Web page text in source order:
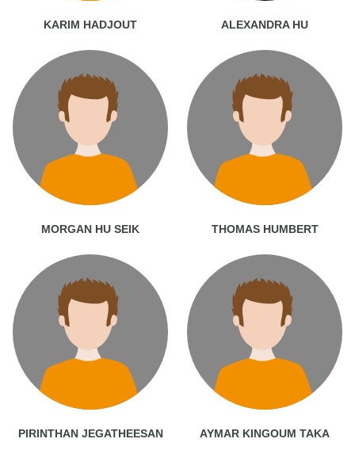
KARIM HADJOUT ALEXANDRA HU
MORGAN HU SEIK THOMAS HUMBERT
PIRINTHAN JEGATHEESAN AYMAR KINGOUM TAKA